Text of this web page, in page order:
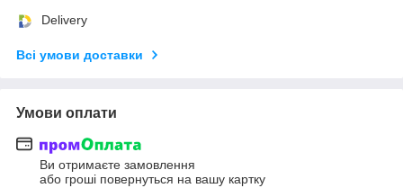
Delivery
Всі умови доставки
Умови оплати
Ви отримаєте замовлення
або гроші повернуться на вашу картку